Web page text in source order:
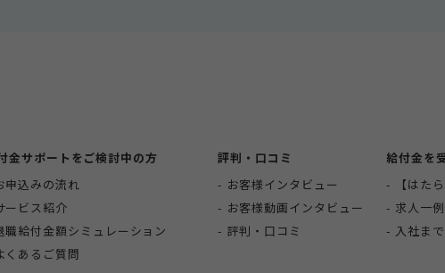
金サポートをご検討中の方
申込みの流れ
ービス紹介
職給付金額シミュレーション
くあるご質問
評判・口コミ
お客様インタビュー
お客様動画インタビュー
評判・口コミ
給付金を
【はた
求人一例
入社ま